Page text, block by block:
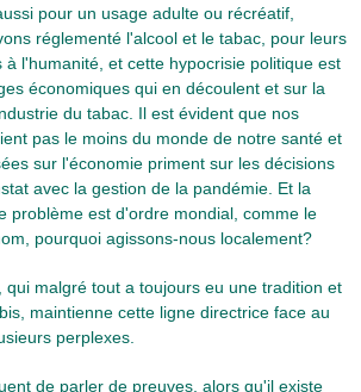
pour un usage adulte ou récréatif,
réglementé l'alcool et le tabac, pour leurs
à l'humanité, et cette hypocrisie politique est
économiques qui en découlent et sur la
du tabac. Il est évident que nos
pas le moins du monde de notre santé et
sur l'économie priment sur les décisions
avec la gestion de la pandémie. Et la
problème est d'ordre mondial, comme le
pourquoi agissons-nous localement?
qui malgré tout a toujours eu une tradition et
maintienne cette ligne directrice face au
perplexes.
de parler de preuves, alors qu'il existe